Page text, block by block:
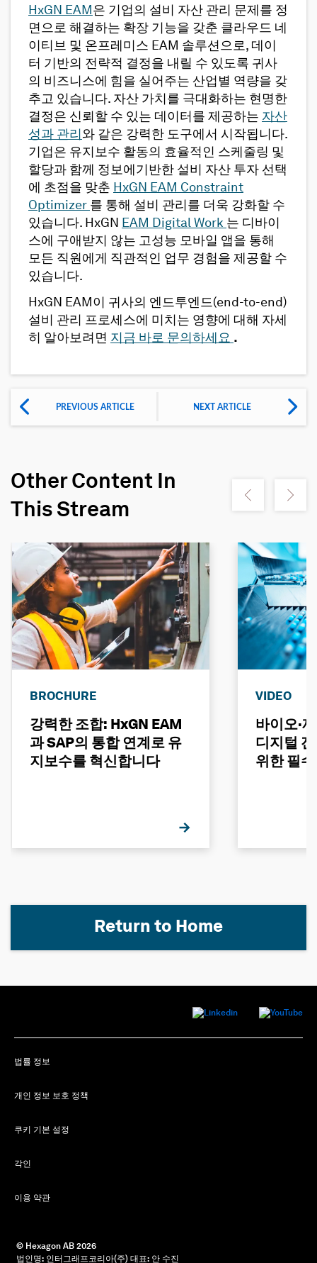
HxGN EAM 은 기업의 설비 자산 관리 문제를 정
면으로 해결하는 확장 기능을 갖춘 클라우드 네
이티브 및 온프레미스 EAM 솔루션으로, 데이
터 기반의 전략적 결정을 내릴 수 있도록 귀사
의 비즈니스에 힘을 실어주는 산업별 역량을 갖
추고 있습니다. 자산 가치를 극대화하는 현명한
결정은 신뢰할 수 있는 데이터를 제공하는 자산
성과 관리 와 같은 강력한 도구에서 시작됩니다.
기업은 유지보수 활동의 효율적인 스케줄링 및
할당과 함께 정보에기반한 설비 자산 투자 선택
에 초점을 맞춘 HxGN EAM Constraint
Optimizer 를 통해 설비 관리를 더욱 강화할 수
있습니다. HxGN EAM Digital Work 는 디바이
스에 구애받지 않는 고성능 모바일 앱을 통해
모든 직원에게 직관적인 업무 경험을 제공할 수
있습니다.
HxGN EAM이 귀사의 엔드투엔드(end-to-end)
설비 관리 프로세스에 미치는 영향에 대해 자세
히 알아보려면 지금 바로 문의하세요 .
PREVIOUS ARTICLE NEXT ARTICLE
Other Content In
This Stream
Show previousShow
BROCHURE
강력한 조합: HxGN EAM
과 SAP의 통합 연계로 유
지보수를 혁신합니다
VIDEO
바이오·
디지털
위한 필
Return to Home
© Hexagon AB 2026
법인명: 인터그래프코리아(주) 대표: 안 수진
법률 정보
개인 정보 보호 정책
쿠키 기본 설정
각인
이용 약관